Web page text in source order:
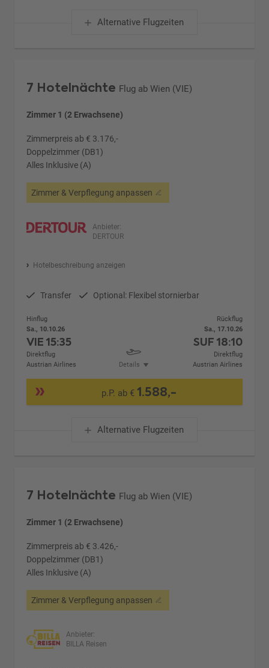
Alternative Flugzeiten
7 Hotelnächte Flug ab Wien (VIE)
Zimmer 1 (2 Erwachsene)
Zimmerpreis ab € 3.176,-
Doppelzimmer (DB1)
Alles Inklusive (A)
Zimmer & Verpflegung anpassen
Anbieter:
DERTOUR
Hotelbeschreibung anzeigen
Transfer Optional: Flexibel stornierbar
Hinflug
Sa., 10.10.26
VIE15:35
Direktflug
Austrian Airlines
Details
Rückflug
Sa., 17.10.26
SUF 18:10
Direktflug
Austrian Airlines
p.P. ab € 1.588,-
Alternative Flugzeiten
7 Hotelnächte Flug ab Wien (VIE)
Zimmer 1 (2 Erwachsene)
Zimmerpreis ab € 3.426,-
Doppelzimmer (DB1)
Alles Inklusive (A)
Zimmer & Verpflegung anpassen
Anbieter:
BILLA Reisen